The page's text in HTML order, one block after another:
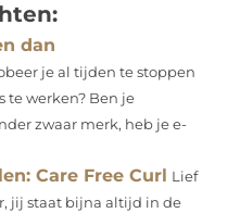
dan
je al tijden te stoppen
te werken? Ben je
zwaar merk, heb je e-
Care Free Curl
Lief
jij staat bijna altijd in de